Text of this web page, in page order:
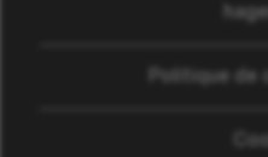
Politique de